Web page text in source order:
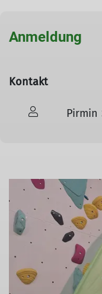
Anmeldung
Kontakt
Pirmin